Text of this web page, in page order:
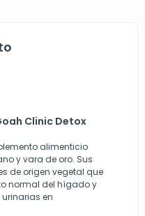
Clinic Detox
alimenticio
y vara de oro. Sus
de origen vegetal que
normal del hígado y
en